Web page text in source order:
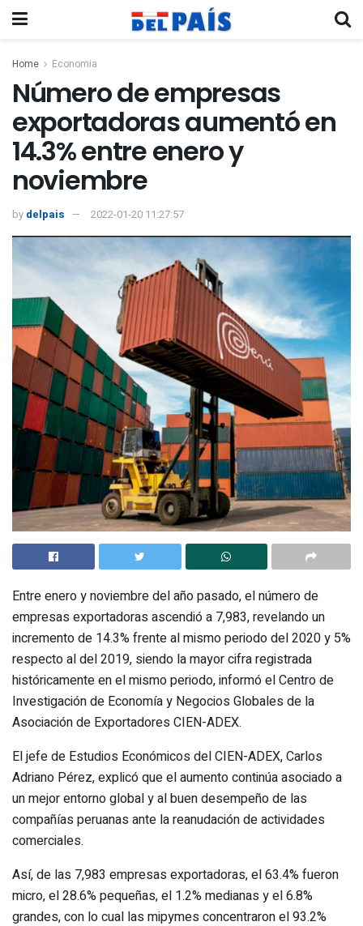
Home Economia
Número de empresas
exportadoras aumentó en
14.3% entre enero y
noviembre
by delpais 2022-01-20 11:27:57
Entre enero y noviembre del año pasado, el número de
empresas exportadoras ascendió a 7,983, revelando un
incremento de 14.3% frente al mismo periodo del 2020 y 5%
respecto al del 2019, siendo la mayor cifra registrada
históricamente en el mismo periodo, informó el Centro de
Investigación de Economía y Negocios Globales de la
Asociación de Exportadores CIEN-ADEX.
El jefe de Estudios Económicos del CIEN-ADEX, Carlos
Adriano Pérez, explicó que el aumento continúa asociado a
un mejor entorno global y al buen desempeño de las
compañías peruanas ante la reanudación de actividades
comerciales.
Así, de las 7,983 empresas exportadoras, el 63.4% fueron
micro, el 28.6% pequeñas, el 1.2% medianas y el 6.8%
grandes, con lo cual las mipymes concentraron el 93.2%